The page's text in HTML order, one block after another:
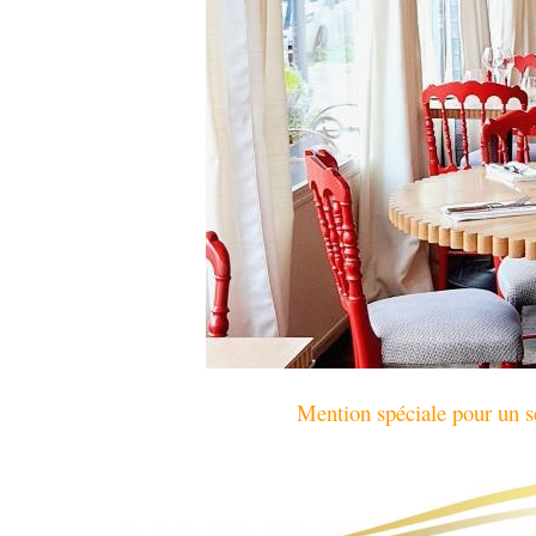
Mention spéciale pour un